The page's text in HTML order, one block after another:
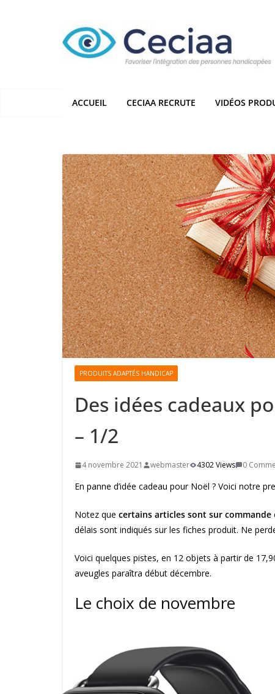
ACCUEIL CECIAA RECRUTE VIDÉOS
PRODUITS ADAPTÉS HANDICAP
Des idées cadeaux
– 1/2
4 novembre 2021 webmaster 4302 Views 0
En panne d’idée cadeau pour Noël ? Voici notre
Notez que certains articles sont sur commande
délais sont indiqués sur les fiches produit. Ne
Voici quelques pistes, en 12 objets à partir de
aveugles paraîtra début décembre.
Le choix de novembre